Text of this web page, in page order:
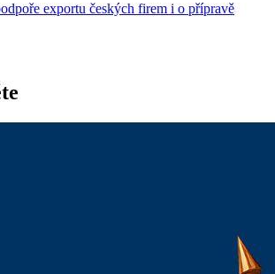
exportu českých firem i o přípravě